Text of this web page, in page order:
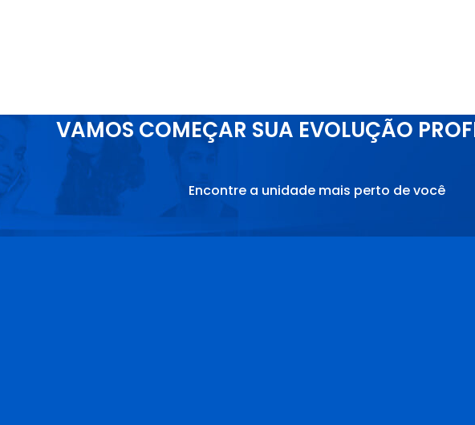
VAMOS COMEÇAR SUA EVOLUÇÃO
Encontre a unidade mais perto de você